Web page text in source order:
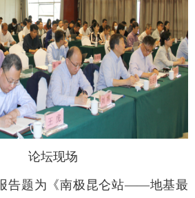
论坛现场
告题为《南极昆仑站——地基最